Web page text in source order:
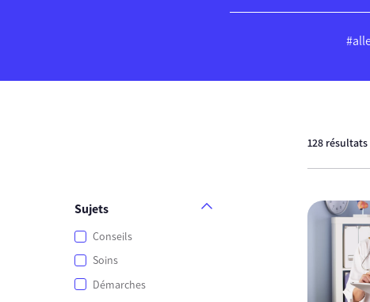
Sujets
Conseils
Soins
Démarches
128 résultats